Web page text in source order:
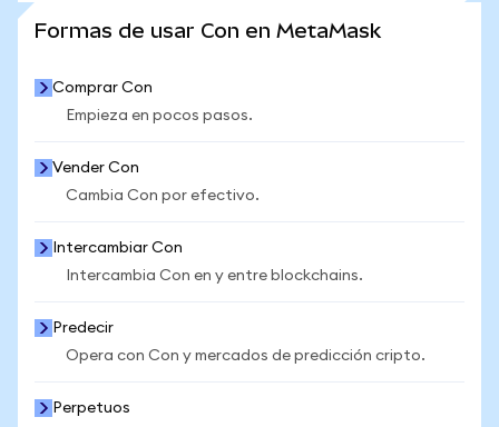
Formas de usar Con en MetaMask
Comprar Con
Empieza en pocos pasos.
Vender Con
Cambia Con por efectivo.
Intercambiar Con
Intercambia Con en y entre blockchains.
Predecir
Opera con Con y mercados de predicción cripto.
Perpetuos